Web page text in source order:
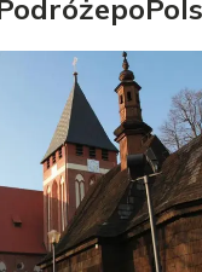
Podróżepo